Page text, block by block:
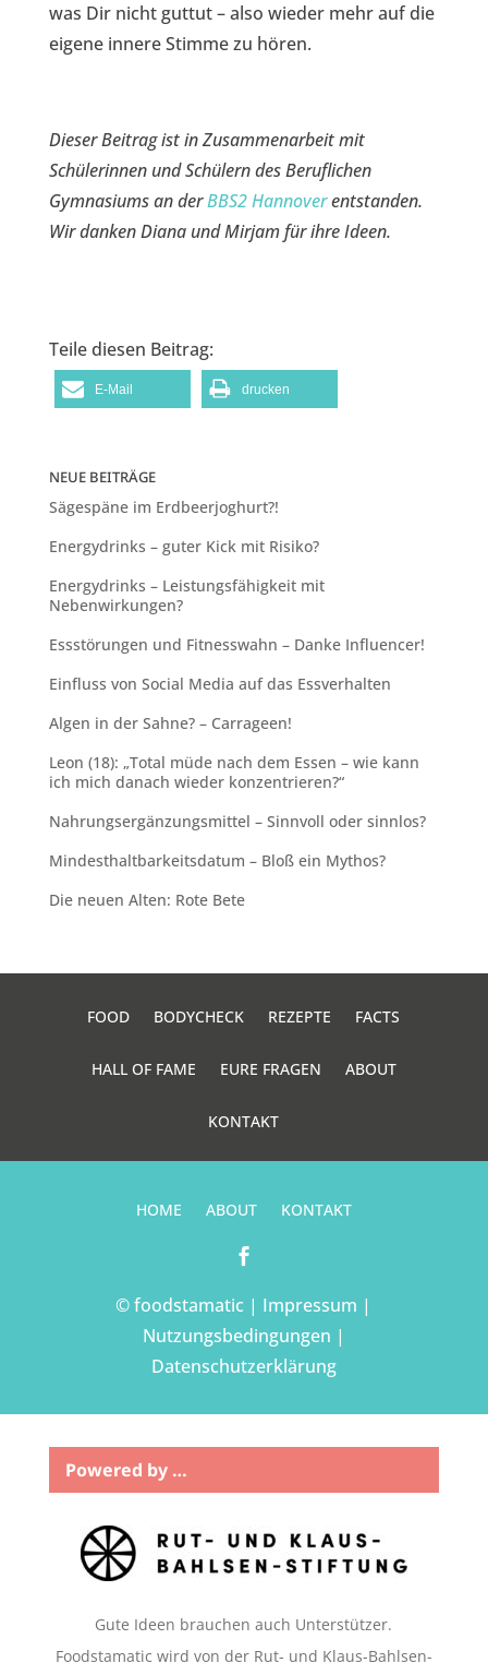
was Dir nicht guttut – also wieder mehr auf die
eigene innere Stimme zu hören.
Dieser Beitrag ist in Zusammenarbeit mit
Schülerinnen und Schülern des Beruflichen
Gymnasiums an derBBS2 Hannoverentstanden.
Wir danken Diana und Mirjam für ihre Ideen.
Teile diesen Beitrag:
E-Mail drucken
NEUE BEITRÄGE
Sägespäne im Erdbeerjoghurt?!
Energydrinks – guter Kick mit Risiko?
Energydrinks – Leistungsfähigkeit mit
Nebenwirkungen?
Essstörungen und Fitnesswahn – Danke Influencer!
Einfluss von Social Media auf das Essverhalten
Algen in der Sahne? – Carrageen!
Leon (18): „Total müde nach dem Essen – wie kann
ich mich danach wieder konzentrieren?“
Nahrungsergänzungsmittel – Sinnvoll oder sinnlos?
Mindesthaltbarkeitsdatum – Bloß ein Mythos?
Die neuen Alten: Rote Bete
FOOD BODYCHECK REZEPTE FACTS
HALL OF FAME EURE FRAGEN ABOUT
KONTAKT
HOME ABOUT KONTAKT

© foodstamatic | Impressum |
Nutzungsbedingungen |
Datenschutzerklärung
Powered by …
Gute Ideen brauchen auch Unterstützer.
Foodstamatic wird von der Rut- und Klaus-Bahlsen-